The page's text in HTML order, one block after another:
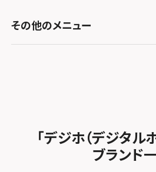
スマホスピタル テルル草加花
スマホスピタル テルル東川
スマホスピタル テルル松戸
スマホスピタル 西枇杷島
スマホスピタル 尾張旭
スマホスピタル平和が丘
スマホスピタル春日井勝川
スマホスピタルイオンタウン
スマホスピタル住道オペラ
スマホスピタル東大阪ロン
スマホスピタル熊本下通
スマホスピタル GODOモバ
iPhone修理メニュー
MacBook修理メニュー
その他のメニュー
FCNTスマートフォン修理
「デジホ（デジタル
ブランド